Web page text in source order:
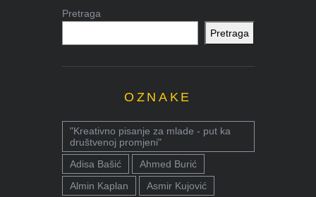
Pretraga
Pretraga
OZNAKE
"Kreativno pisanje za mlade - put ka
društvenoj promjeni"
Adisa Bašić
Ahmed Burić
Almin Kaplan
Asmir Kujović